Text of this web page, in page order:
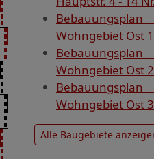
Wohngebiet Ost
Wohngebiet Ost
Wohngebiet Ost
Alle Baugebiete